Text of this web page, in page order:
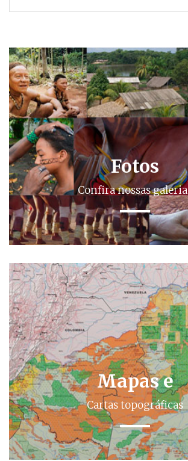
Fotos
Confira nossas
Mapas e
Cartas topográficas